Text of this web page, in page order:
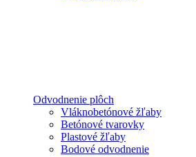
Odvodnenie plôch
Vláknobetónové žľaby
Betónové tvarovky
Plastové žľaby
Bodové odvodnenie